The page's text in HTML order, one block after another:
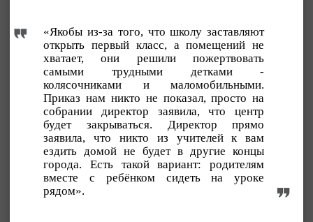
«Якобы из-за того, что школу заставляют
открыть первый класс, а помещений не
хватает, они решили пожертвовать
самыми трудными детками -
колясочниками и маломобильными.
Приказ нам никто не показал, просто на
собрании директор заявила, что центр
будет закрываться. Директор прямо
заявила, что никто из учителей к вам
ездить домой не будет в другие концы
города. Есть такой вариант: родителям
вместе с ребёнком сидеть на уроке
рядом».